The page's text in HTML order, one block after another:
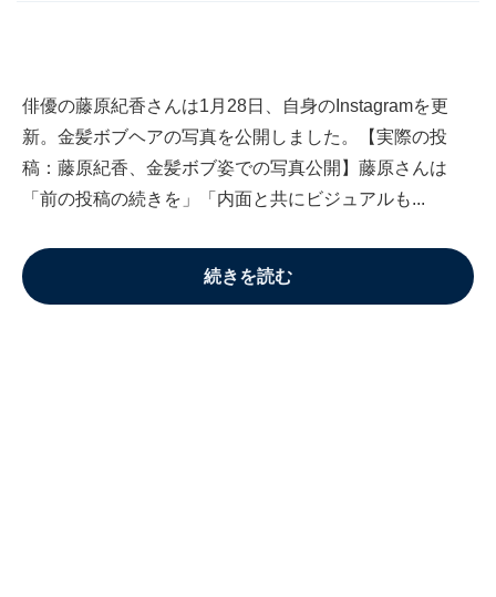
俳優の藤原紀香さんは1月28日、自身のInstagramを更
新。金髪ボブヘアの写真を公開しました。【実際の投
稿：藤原紀香、金髪ボブ姿での写真公開】藤原さんは
「前の投稿の続きを」「内面と共にビジュアルも...
続きを読む